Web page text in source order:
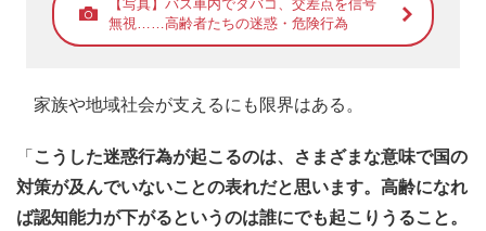
【写真】バス車内でタバコ、交差点を信号
無視……高齢者たちの迷惑・危険行為
家族や地域社会が支えるにも限界はある。
「 こうした迷惑行為が起こるのは、さまざまな意味で国の
対策が及んでいないことの表れだと思います。高齢になれ
ば認知能力が下がるというのは誰にでも起こりうること。